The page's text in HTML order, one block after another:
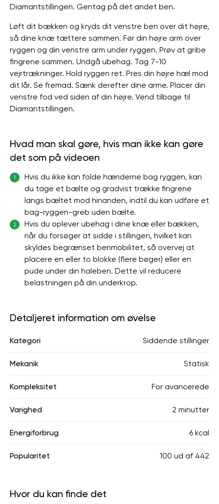
Diamantstillingen. Gentag på det andet ben.
Løft dit bækken og kryds dit venstre ben over dit højre,
så dine knæ tættere sammen. Før din højre arm over
ryggen og din venstre arm under ryggen. Prøv at gribe
fingrene sammen. Undgå ubehag. Tag 7-10
vejrtrækninger. Hold ryggen ret. Pres din højre hæl mod
dit lår. Se fremad. Sænk derefter dine arme. Placer din
venstre fod ved siden af ​​din højre. Vend tilbage til
Diamantstillingen.
Hvad man skal gøre, hvis man ikke kan gøre
det som på videoen
1
Hvis du ikke kan folde hænderne bag ryggen, kan
du tage et bælte og gradvist trække fingrene
langs bæltet mod hinanden, indtil du kan udføre et
bag-ryggen-greb uden bælte.
2
Hvis du oplever ubehag i dine knæ eller bækken,
når du forsøger at sidde i stillingen, hvilket kan
skyldes begrænset benmobilitet, så overvej at
placere en eller to blokke (flere bøger) eller en
pude under din haleben. Dette vil reducere
belastningen på din underkrop.
Detaljeret information om øvelse
Kategori Siddende stillinger
Mekanik Statisk
Kompleksitet For avancerede
Varighed 2 minutter
Energiforbrug 6 kcal
Popularitet 100 ud af 442
Hvor du kan finde det